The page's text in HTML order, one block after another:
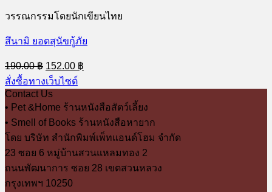
วรรณกรรมโดยนักเขียนไทย
สึนามิ ยอดสุนัขกู้ภัย
190.00฿ Original
price
was:
190.00 ฿.
152.00 ฿
price
สั่งซื้อทางเว็บไซต์
Contact Us
• Pet &Home ร้านหนังสือสัตว์เลี้ยง
• Smell of Books ร้านหนังสือหายาก
โดย บริษัท สำนักพิมพ์เพ็ทแอนด์โฮม จำกัด
23 ซอย 6 หมู่บ้านสวนแหลมทอง 2
ถนนพัฒนาการ ซอย 28 เขตสวนหลวง
กรุงเทพฯ 10250